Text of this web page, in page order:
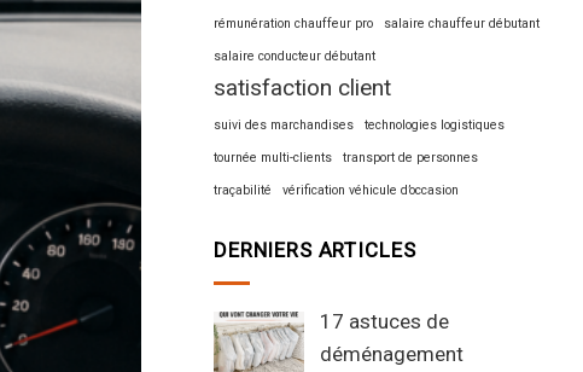
rémunération chauffeur pro salaire chauffeur débutant
salaire conducteur débutant
satisfaction client
suivi des marchandises technologies logistiques
tournée multi-clients transport de personnes
traçabilité vérification véhicule d’occasion
DERNIERS ARTICLES
17 astuces de
déménagement